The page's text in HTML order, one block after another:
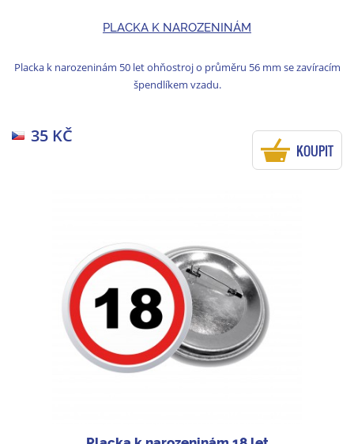
PLACKA K NAROZENINÁM
Placka k narozeninám 50 let ohňostroj o průměru 56 mm se zavíracím
špendlíkem vzadu.
35 KČ
KOUPIT